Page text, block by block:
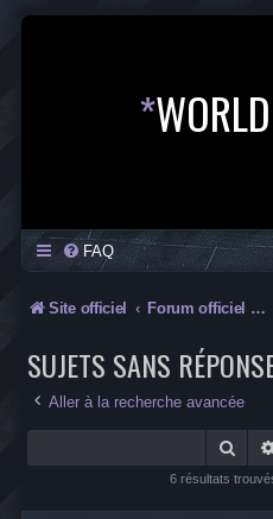
*
FAQ
Site officiel Forum officiel de la Saga SYN
SUJETS SANS
Aller à la recherche avancée
6 résultats